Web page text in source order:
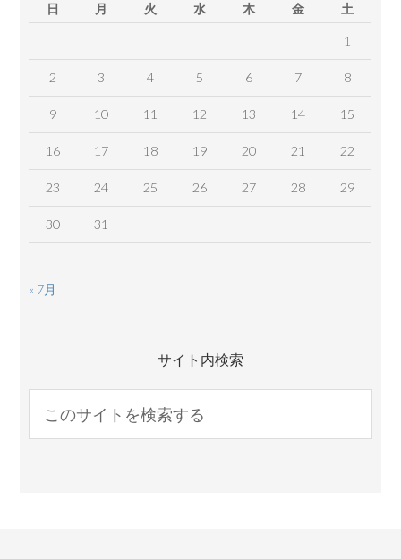
日
月 火 水 木 金 土
1
2 3 4 5 6 7 8
9 10 11 12 13 14 15
16 17 18 19 20 21 22
23 24 25 26 27 28 29
30 31
« 7月
サイト内検索